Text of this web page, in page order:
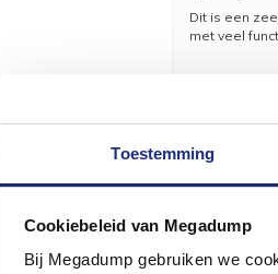
Toestemming
Cookiebeleid van Megadump
Bij Megadump gebruiken we
Dit is een
met veel